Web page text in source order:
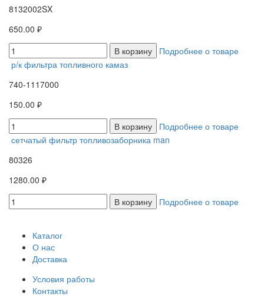
8132002SX
650.00 ₽
В корзину
Подробнее о товаре
р/к фильтра топливного камаз
740-1117000
150.00 ₽
В корзину
Подробнее о товаре
сетчатый фильтр топливозаборника man
80326
1280.00 ₽
В корзину
Подробнее о товаре
Каталог
О нас
Доставка
Условия работы
Контакты